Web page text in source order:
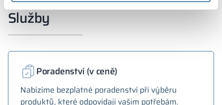
Služby
Poradenství (v ceně)
Nabízíme bezplatné poradenství při výběru
produktů, které odpovídají vašim potřebám.